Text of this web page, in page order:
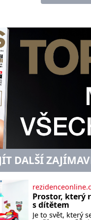
DALŠÍ
Prostor, který
s dítětem
Je to svět, který